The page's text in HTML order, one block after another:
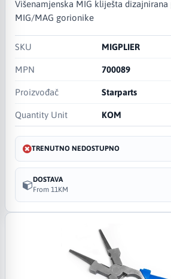
Višenamjenska MIG kliješta dizajnirana
MIG/MAG gorionike
SKU MIGPLIER
MPN 700089
Proizvođač Starparts
Quantity Unit KOM
TRENUTNO NEDOSTUPNO
DOSTAVA
From 11KM